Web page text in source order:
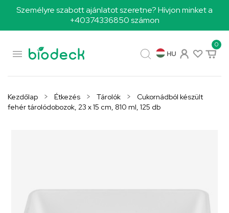
Személyre szabott ajánlatot szeretne? Hívjon minket a
+40374336850 számon

0
HU
Kezdőlap Étkezés Tárolók
Cukornádból készült
fehér tárolódobozok, 23 x 15 cm, 810 ml, 125 db